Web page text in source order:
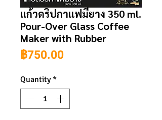
แก้วดริปกาแฟมียาง 350 ml.
Pour-Over Glass Coffee
Maker with Rubber
฿750.00Price
Quantity *